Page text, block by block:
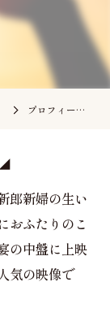
プロフィールムービー
郎新婦の生い
おふたりのこ
の中盤に上映
気の映像で